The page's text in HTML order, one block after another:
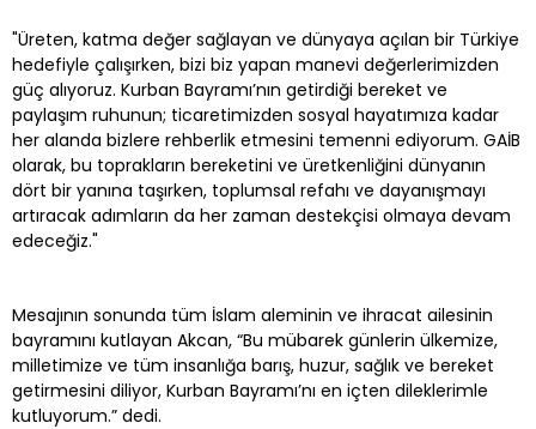
"Üreten, katma değer sağlayan ve dünyaya açılan bir Türkiye
hedefiyle çalışırken, bizi biz yapan manevi değerlerimizden
güç alıyoruz. Kurban Bayramı’nın getirdiği bereket ve
paylaşım ruhunun; ticaretimizden sosyal hayatımıza kadar
her alanda bizlere rehberlik etmesini temenni ediyorum. GAİB
olarak, bu toprakların bereketini ve üretkenliğini dünyanın
dört bir yanına taşırken, toplumsal refahı ve dayanışmayı
artıracak adımların da her zaman destekçisi olmaya devam
edeceğiz."
Mesajının sonunda tüm İslam aleminin ve ihracat ailesinin
bayramını kutlayan Akcan, “Bu mübarek günlerin ülkemize,
milletimize ve tüm insanlığa barış, huzur, sağlık ve bereket
getirmesini diliyor, Kurban Bayramı’nı en içten dileklerimle
kutluyorum.” dedi.